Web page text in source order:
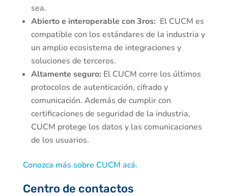
sea.
Abierto e interoperable con 3ros: El CUCM es
compatible con los estándares de la industria y
un amplio ecosistema de integraciones y
soluciones de terceros.
Altamente seguro: El CUCM corre los últimos
protocolos de autenticación, cifrado y
comunicación. Además de cumplir con
certificaciones de seguridad de la industria,
CUCM protege los datos y las comunicaciones
de los usuarios.
Conozca más sobre CUCM acá.
Centro de contactos